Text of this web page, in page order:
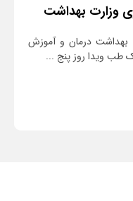
وزارت بهداشت
بهداشت درمان و آموزش
طب ویدا روز پنج ...